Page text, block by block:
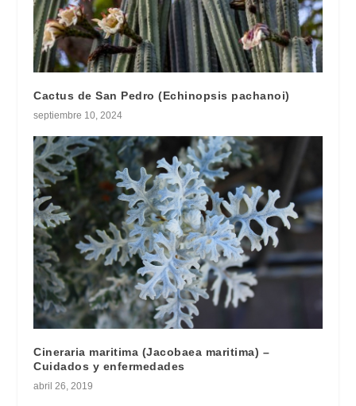
Cactus de San Pedro (Echinopsis pachanoi)
septiembre 10, 2024
Cineraria maritima (Jacobaea maritima) –
Cuidados y enfermedades
abril 26, 2019